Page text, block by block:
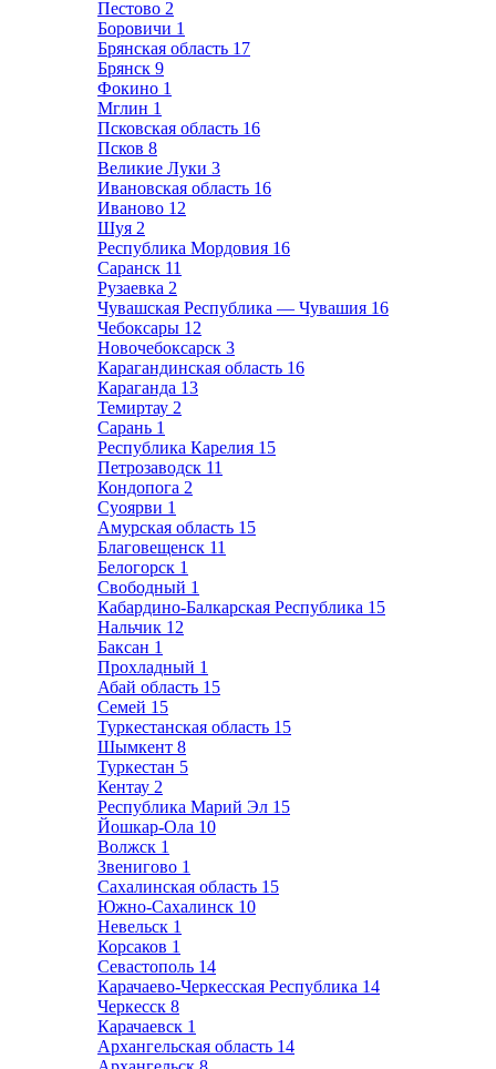
Пестово 2
Боровичи 1
Брянская область 17
Брянск 9
Фокино 1
Мглин 1
Псковская область 16
Псков 8
Великие Луки 3
Ивановская область 16
Иваново 12
Шуя 2
Республика Мордовия 16
Саранск 11
Рузаевка 2
Чувашская Республика — Чувашия 16
Чебоксары 12
Новочебоксарск 3
Карагандинская область 16
Караганда 13
Темиртау 2
Сарань 1
Республика Карелия 15
Петрозаводск 11
Кондопога 2
Суоярви 1
Амурская область 15
Благовещенск 11
Белогорск 1
Свободный 1
Кабардино-Балкарская Республика 15
Нальчик 12
Баксан 1
Прохладный 1
Абай область 15
Семей 15
Туркестанская область 15
Шымкент 8
Туркестан 5
Кентау 2
Республика Марий Эл 15
Йошкар-Ола 10
Волжск 1
Звенигово 1
Сахалинская область 15
Южно-Сахалинск 10
Невельск 1
Корсаков 1
Севастополь 14
Карачаево-Черкесская Республика 14
Черкесск 8
Карачаевск 1
Архангельская область 14